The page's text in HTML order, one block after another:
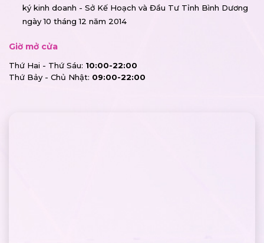
ký kinh doanh - Sở Kế Hoạch và Đầu Tư Tỉnh Bình Dương
ngày 10 tháng 12 năm 2014
Giờ mở cửa
Thứ Hai - Thứ Sáu: 10:00-22:00
Thứ Bảy - Chủ Nhật: 09:00-22:00